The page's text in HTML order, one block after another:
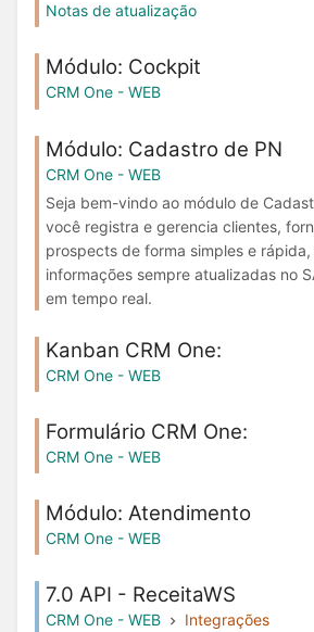
Notas de atualização
Módulo: Cockpit
CRM One - WEB
Módulo: Cadastro de PN
CRM One - WEB
Seja bem-vindo ao módulo de
você registra e gerencia clientes,
prospects de forma simples e
informações sempre atualizadas no
em tempo real.
Kanban CRM One:
CRM One - WEB
Formulário CRM One:
CRM One - WEB
Módulo: Atendimento
CRM One - WEB
7.0 API - ReceitaWS
CRM One - WEB
Integrações